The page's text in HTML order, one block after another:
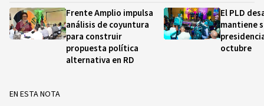
Frente Amplio impulsa
análisis de coyuntura
para construir
propuesta política
alternativa en RD
El PLD
mantiene
octubre
EN ESTA NOTA